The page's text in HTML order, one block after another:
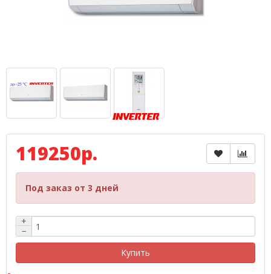
119250р.
Под заказ от 3 дней
+
−
Купить